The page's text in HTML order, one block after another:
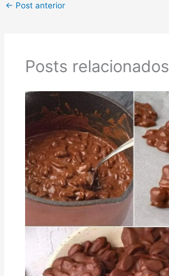
← Post anterior
Posts relacionados